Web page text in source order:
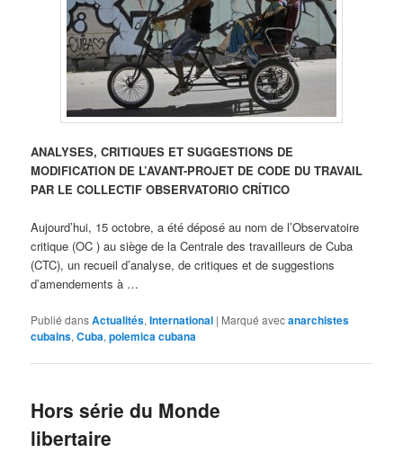
ANALYSES, CRITIQUES ET SUGGESTIONS DE
MODIFICATION DE L’AVANT-PROJET DE CODE DU TRAVAIL
PAR LE COLLECTIF OBSERVATORIO CRÍTICO
Aujourd’hui, 15 octobre, a été déposé au nom de l’Observatoire
critique (OC ) au siège de la Centrale des travailleurs de Cuba
(CTC), un recueil d’analyse, de critiques et de suggestions
d’amendements à …
Publié dansActualités,International | Marqué avecanarchistes
cubains,Cuba,polemica cubana
Hors série du Monde
libertaire